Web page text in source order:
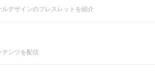
デザインのブレスレットを紹介
テンツを配信